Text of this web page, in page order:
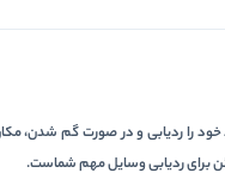
ردیابی و در صورت گم شدن، مکان